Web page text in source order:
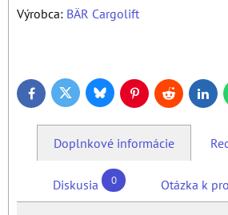
Výrobca: BÄR Cargolift
FacebookTwitter BlueskyPinterestReddit
Doplnkové informácie
Diskusia 0 Otázka k